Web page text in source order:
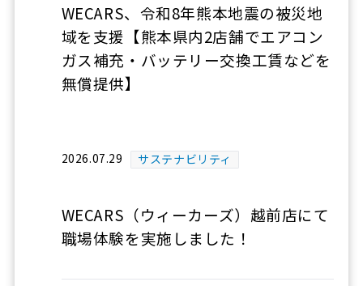
WECARS、令和8年熊本地震の被災地
域を支援【熊本県内2店舗でエアコン
ガス補充・バッテリー交換工賃などを
無償提供】
2026.07.29 サステナビリティ
WECARS（ウィーカーズ）越前店にて
職場体験を実施しました！